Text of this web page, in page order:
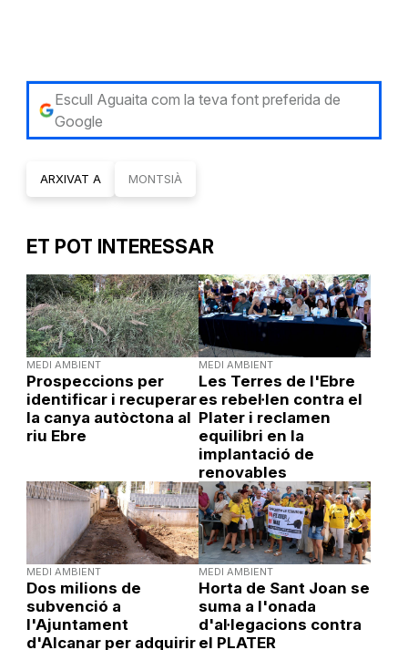
Escull Aguaita com la teva font preferida de
Google
ARXIVAT A MONTSIÀ
ET POT INTERESSAR
MEDI AMBIENT
Prospeccions per
identificar i recuperar
la canya autòctona al
riu Ebre
MEDI AMBIENT
Les Terres de l'Ebre
es rebel·len contra el
Plater i reclamen
equilibri en la
implantació de
renovables
MEDI AMBIENT
Dos milions de
subvenció a
l'Ajuntament
d'Alcanar per adquirir
MEDI AMBIENT
Horta de Sant Joan se
suma a l'onada
d'al·legacions contra
el PLATER